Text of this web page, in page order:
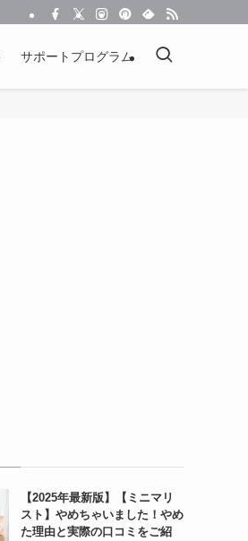
サポートプログラム
【2025年最新版】【ミニマリ
スト】やめちゃいました！やめ
た理由と実際の口コミをご紹